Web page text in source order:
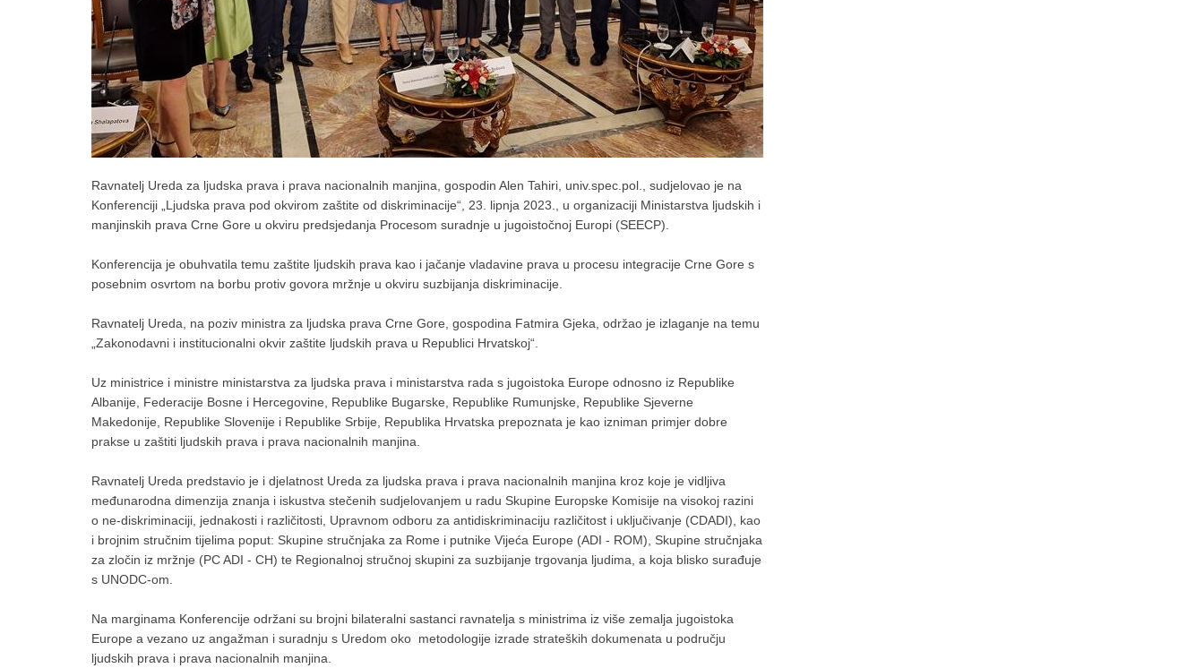
Ravnatelj Ureda za ljudska prava i prava nacionalnih manjina, gospodin Alen Tahiri, univ.spec.pol., sudjelovao je na
Konferenciji „Ljudska prava pod okvirom zaštite od diskriminacije“, 23. lipnja 2023., u organizaciji Ministarstva ljudskih i
manjinskih prava Crne Gore u okviru predsjedanja Procesom suradnje u jugoistočnoj Europi (SEECP).
Konferencija je obuhvatila temu zaštite ljudskih prava kao i jačanje vladavine prava u procesu integracije Crne Gore s
posebnim osvrtom na borbu protiv govora mržnje u okviru suzbijanja diskriminacije.
Ravnatelj Ureda, na poziv ministra za ljudska prava Crne Gore, gospodina Fatmira Gjeka, održao je izlaganje na temu
„Zakonodavni i institucionalni okvir zaštite ljudskih prava u Republici Hrvatskoj“.
Uz ministrice i ministre ministarstva za ljudska prava i ministarstva rada s jugoistoka Europe odnosno iz Republike
Albanije, Federacije Bosne i Hercegovine, Republike Bugarske, Republike Rumunjske, Republike Sjeverne
Makedonije, Republike Slovenije i Republike Srbije, Republika Hrvatska prepoznata je kao izniman primjer dobre
prakse u zaštiti ljudskih prava i prava nacionalnih manjina.
Ravnatelj Ureda predstavio je i djelatnost Ureda za ljudska prava i prava nacionalnih manjina kroz koje je vidljiva
međunarodna dimenzija znanja i iskustva stečenih sudjelovanjem u radu Skupine Europske Komisije na visokoj razini
o ne-diskriminaciji, jednakosti i različitosti, Upravnom odboru za antidiskriminaciju različitost i uključivanje (CDADI), kao
i brojnim stručnim tijelima poput: Skupine stručnjaka za Rome i putnike Vijeća Europe (ADI - ROM), Skupine stručnjaka
za zločin iz mržnje (PC ADI - CH) te Regionalnoj stručnoj skupini za suzbijanje trgovanja ljudima, a koja blisko surađuje
s UNODC-om.
Na marginama Konferencije održani su brojni bilateralni sastanci ravnatelja s ministrima iz više zemalja jugoistoka
Europe a vezano uz angažman i suradnju s Uredom oko metodologije izrade strateških dokumenata u području
ljudskih prava i prava nacionalnih manjina.